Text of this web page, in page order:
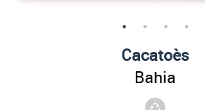
Cacatoès
Bahia